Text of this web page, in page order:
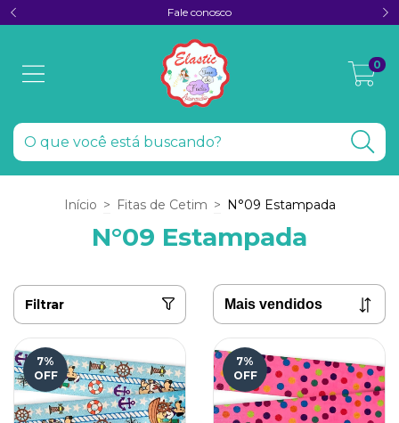
Fale conosco
0
Início > Fitas de Cetim > N°09 Estampada
N°09 Estampada
Filtrar
7%
OFF
7%
OFF